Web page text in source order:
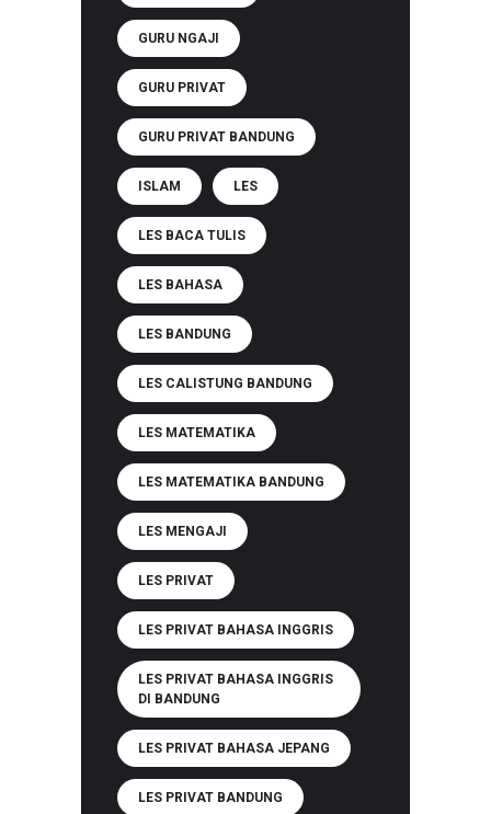
GURU NGAJI
GURU PRIVAT
GURU PRIVAT BANDUNG
ISLAM LES
LES BACA TULIS
LES BAHASA
LES BANDUNG
LES CALISTUNG BANDUNG
LES MATEMATIKA
LES MATEMATIKA BANDUNG
LES MENGAJI
LES PRIVAT
LES PRIVAT BAHASA INGGRIS
LES PRIVAT BAHASA INGGRIS
DI BANDUNG
LES PRIVAT BAHASA JEPANG
LES PRIVAT BANDUNG